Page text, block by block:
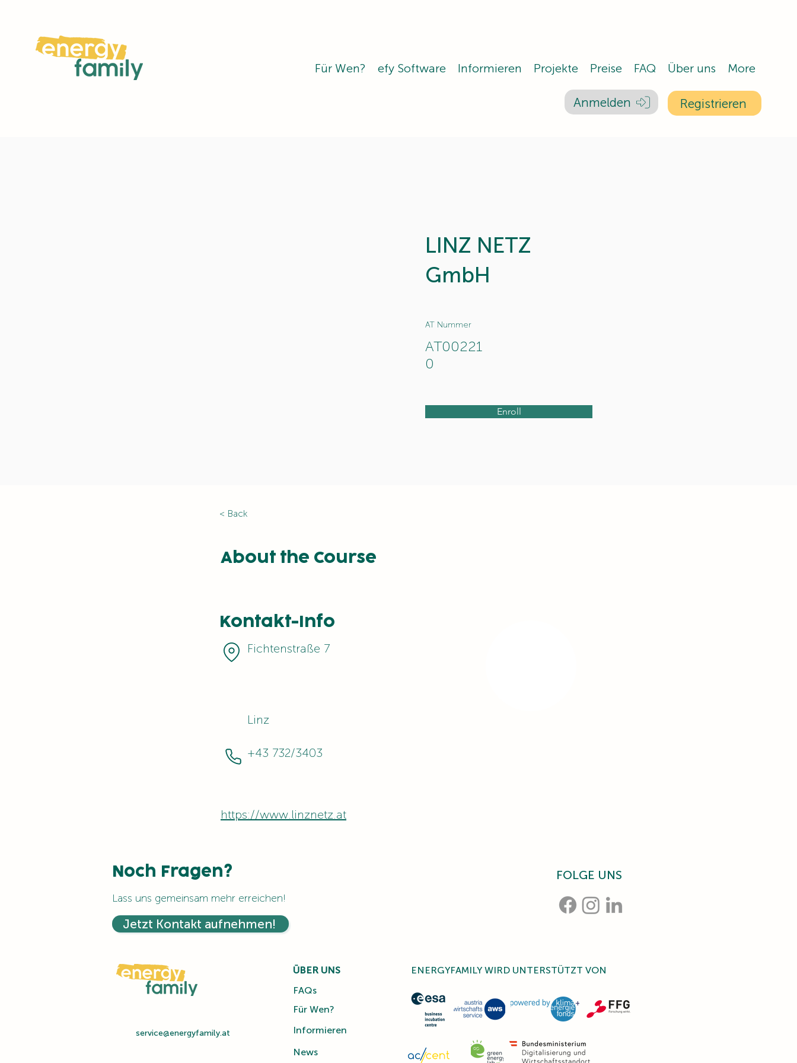
Für Wen? efy Software Informieren Projekte Preise FAQ Über uns More
Anmelden Registrieren
LINZ NETZ
GmbH
AT Nummer
AT00221
0
Enroll
< Back
About the Course
Kontakt-Info
Fichtenstraße 7
Linz
+43 732/3403
https://www.linznetz.at
FOLGE UNS
Noch Fragen?
Lass uns gemeinsam mehr erreichen!
Jetzt Kontakt aufnehmen!
service@energyfamily.at
ÜBER UNS
ENERGYFAMILY WIRD UNTERSTÜTZT VON
FAQs
Für Wen?
News
Informieren